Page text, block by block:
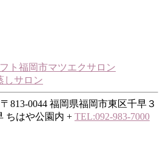
ト福岡市マツエクサロン
しサロン
813-0044 福岡県福岡市東区千早３
ちはや公園内 + TEL:092-983-7000